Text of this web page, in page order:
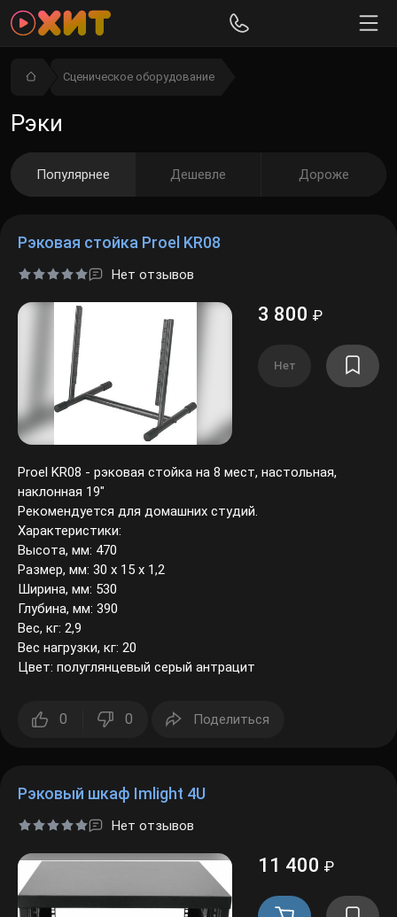
Сценическое оборудование
Рэки
Популярнее Дешевле Дороже
Рэковая стойка Proel KR08
Нет отзывов
3 800₽
Нет
Proel KR08 - рэковая стойка на 8 мест, настольная,
наклонная 19"
Рекомендуется для домашних студий.
Характеристики:
Высота, мм: 470
Размер, мм: 30 х 15 х 1,2
Ширина, мм: 530
Глубина, мм: 390
Вес, кг: 2,9
Вес нагрузки, кг: 20
Цвет: полуглянцевый серый антрацит
0 0 Поделиться
Рэковый шкаф Imlight 4U
Нет отзывов
11 400₽